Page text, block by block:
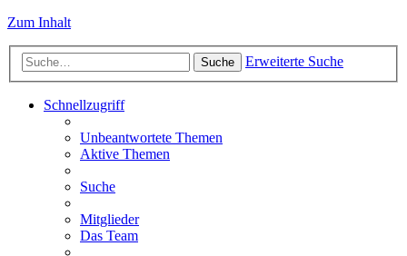
Zum Inhalt
Suche Erweiterte Suche
Schnellzugriff
Unbeantwortete Themen
Aktive Themen
Suche
Mitglieder
Das Team